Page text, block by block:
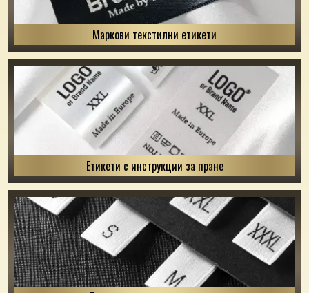
Маркови текстилни етикети
Етикети с инструкции за пране